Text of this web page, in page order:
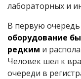
лабораторных и
В первую очередь
оборудование
редким и
Человек шел к
очереди в